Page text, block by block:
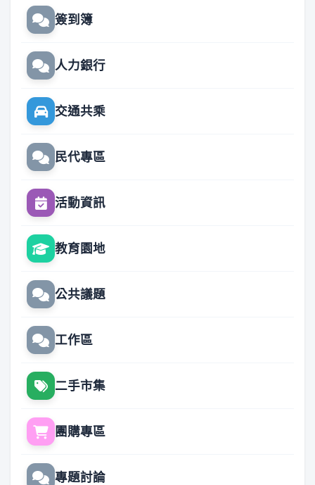
簽到簿
人力銀行
交通共乘
民代專區
活動資訊
教育園地
公共議題
工作區
二手市集
團購專區
專題討論